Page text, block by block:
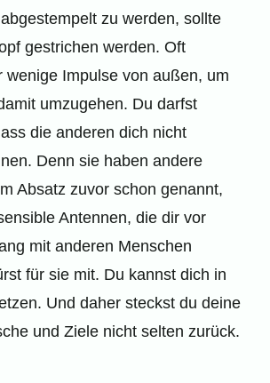
zu werden, sollte
gestrichen werden. Oft
wenige Impulse von außen, um
umzugehen. Du darfst
die anderen dich nicht
Denn sie haben andere
Absatz zuvor schon genannt,
Antennen, die dir vor
mit anderen Menschen
für sie mit. Du kannst dich in
Und daher steckst du deine
und Ziele nicht selten zurück.